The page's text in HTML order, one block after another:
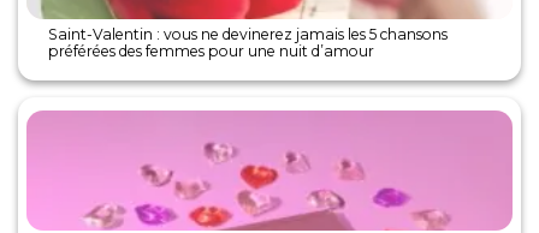
Saint-Valentin : vous ne devinerez jamais les 5 chansons
préférées des femmes pour une nuit d’amour